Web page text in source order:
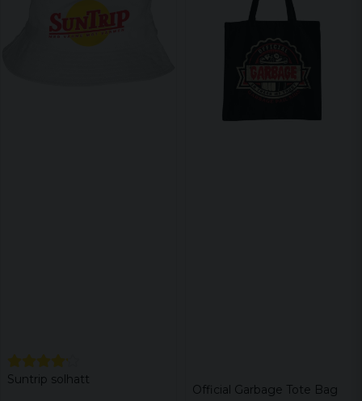
Suntrip solhatt
Official Garbage Tote Bag